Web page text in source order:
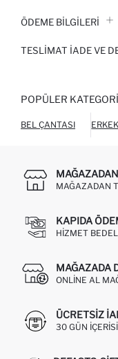
ÖDEME BİLGİLERİ
TESLIMAT İADE VE
POPÜLER
BEL ÇANTASI
MAĞAZADAN
KAPIDA
HIZMET
MAĞAZADA
ONLINE AL
ÜCRETSIZ
30 GÜN